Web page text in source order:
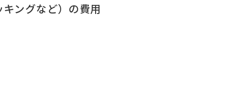
ングなど）の費用